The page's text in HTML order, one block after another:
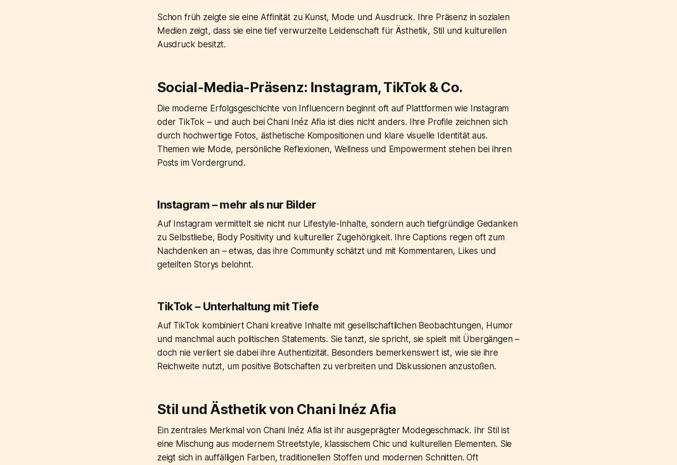
Schon früh zeigte sie eine Affinität zu Kunst, Mode und Ausdruck. Ihre Präsenz in sozialen
Medien zeigt, dass sie eine tief verwurzelte Leidenschaft für Ästhetik, Stil und kulturellen
Ausdruck besitzt.
Social-Media-Präsenz: Instagram, TikTok & Co.
Die moderne Erfolgsgeschichte von Influencern beginnt oft auf Plattformen wie Instagram
oder TikTok – und auch bei Chani Inéz Afia ist dies nicht anders. Ihre Profile zeichnen sich
durch hochwertige Fotos, ästhetische Kompositionen und klare visuelle Identität aus.
Themen wie Mode, persönliche Reflexionen, Wellness und Empowerment stehen bei ihren
Posts im Vordergrund.
Instagram – mehr als nur Bilder
Auf Instagram vermittelt sie nicht nur Lifestyle-Inhalte, sondern auch tiefgründige Gedanken
zu Selbstliebe, Body Positivity und kultureller Zugehörigkeit. Ihre Captions regen oft zum
Nachdenken an – etwas, das ihre Community schätzt und mit Kommentaren, Likes und
geteilten Storys belohnt.
TikTok – Unterhaltung mit Tiefe
Auf TikTok kombiniert Chani kreative Inhalte mit gesellschaftlichen Beobachtungen, Humor
und manchmal auch politischen Statements. Sie tanzt, sie spricht, sie spielt mit Übergängen –
doch nie verliert sie dabei ihre Authentizität. Besonders bemerkenswert ist, wie sie ihre
Reichweite nutzt, um positive Botschaften zu verbreiten und Diskussionen anzustoßen.
Stil und Ästhetik von Chani Inéz Afia
Ein zentrales Merkmal von Chani Inéz Afia ist ihr ausgeprägter Modegeschmack. Ihr Stil ist
eine Mischung aus modernem Streetstyle, klassischem Chic und kulturellen Elementen. Sie
zeigt sich in auffälligen Farben, traditionellen Stoffen und modernen Schnitten. Oft